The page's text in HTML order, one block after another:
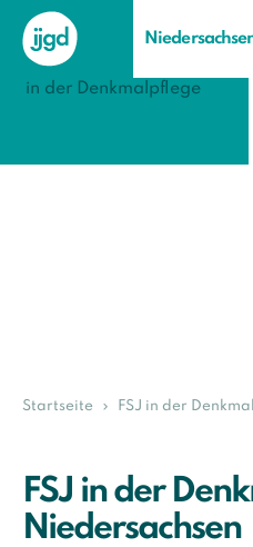
Startseite FSJ in der
FSJ in der
Niedersachsen